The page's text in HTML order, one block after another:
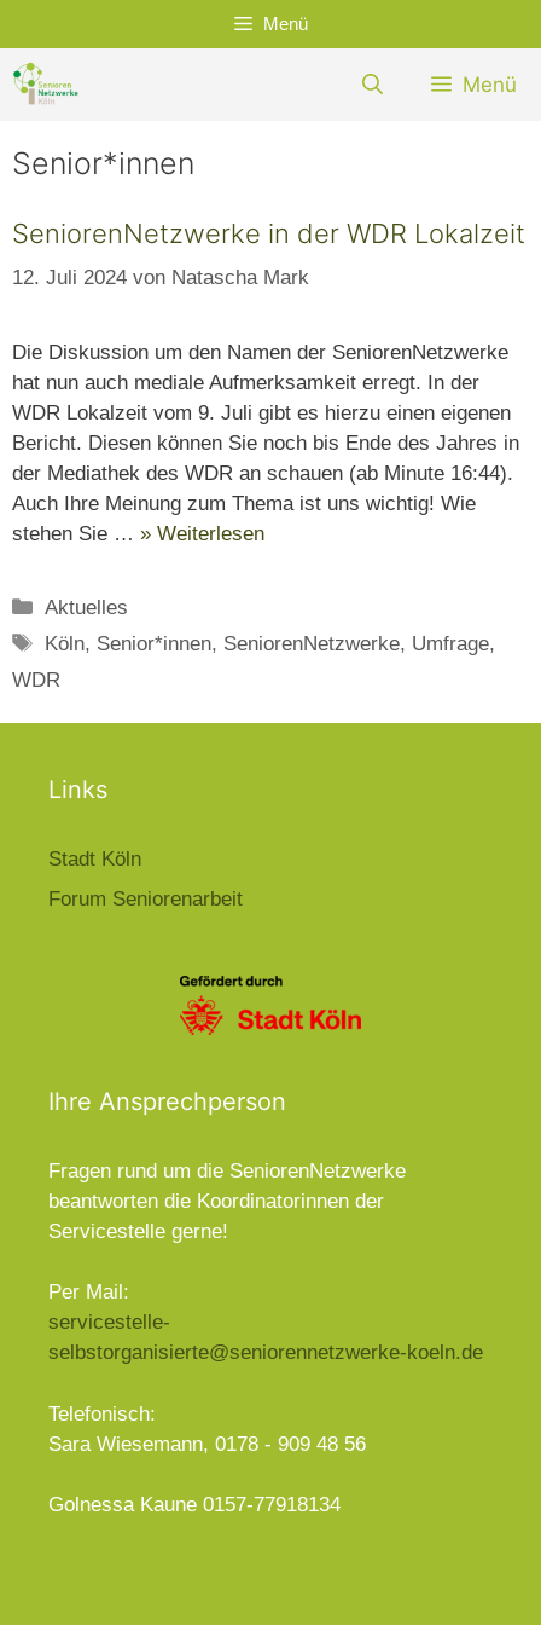
Inhalt
springen
Menü
Menü
Senior*innen
SeniorenNetzwerke in der WDR Lokalzeit
12. Juli 2024 von Natascha Mark
Die Diskussion um den Namen der SeniorenNetzwerke
hat nun auch mediale Aufmerksamkeit erregt. In der
WDR Lokalzeit vom 9. Juli gibt es hierzu einen eigenen
Bericht. Diesen können Sie noch bis Ende des Jahres in
der Mediathek des WDR an schauen (ab Minute 16:44).
Auch Ihre Meinung zum Thema ist uns wichtig! Wie
stehen Sie … » Weiterlesen
Kategorien
Aktuelles
Schlagwörter
Köln, Senior*innen, SeniorenNetzwerke, Umfrage,
WDR
Links
Stadt Köln
Forum Seniorenarbeit
Ihre Ansprechperson
Fragen rund um die SeniorenNetzwerke
beantworten die Koordinatorinnen der
Servicestelle gerne!
Per Mail:
servicestelle-
selbstorganisierte@seniorennetzwerke-koeln.de
Telefonisch:
Sara Wiesemann, 0178 - 909 48 56
Golnessa Kaune 0157-77918134